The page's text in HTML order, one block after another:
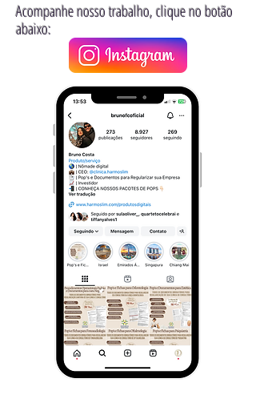
Acompanhe nosso trabalho, clique no botão
abaixo: